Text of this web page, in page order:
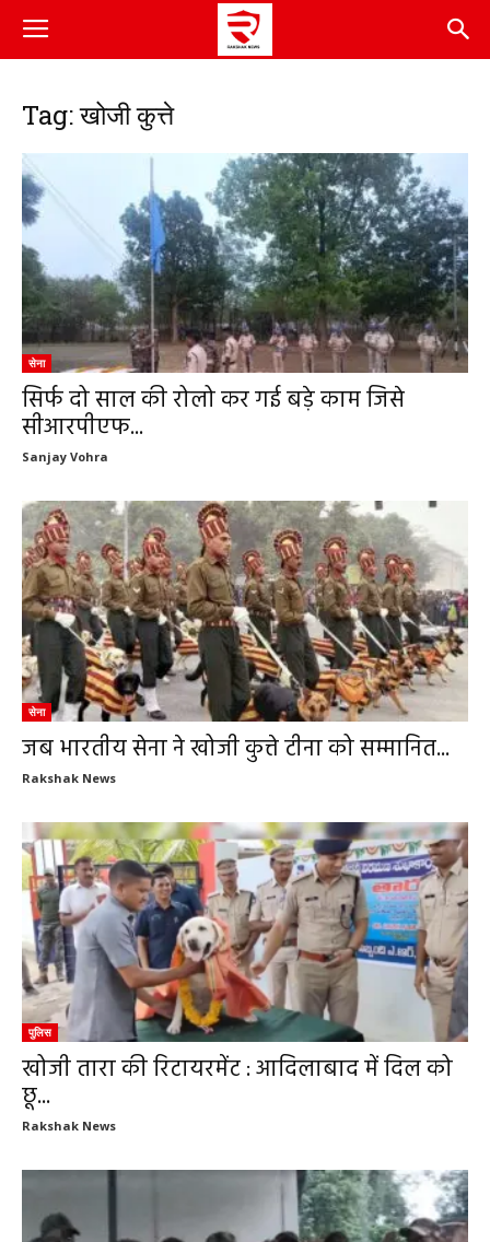
Tag: खोजी कुत्ते
सेना
सिर्फ दो साल की रोलो कर गई बड़े काम जिसे
सीआरपीएफ...
Sanjay Vohra
सेना
जब भारतीय सेना ने खोजी कुत्ते टीना को सम्मानित...
Rakshak News
पुलिस
खोजी तारा की रिटायरमेंट : आदिलाबाद में दिल को
छू...
Rakshak News